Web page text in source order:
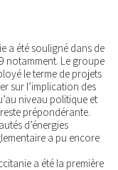
a été souligné dans de
notamment. Le groupe
le terme de projets
sur l’implication des
niveau politique et
prépondérante.
d’énergies
a pu encore
a été la première